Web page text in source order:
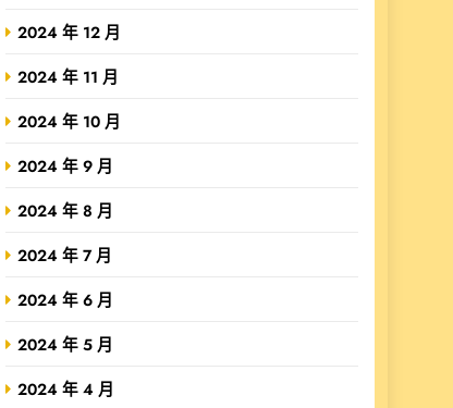
2024 年 12 月
2024 年 11 月
2024 年 10 月
2024 年 9 月
2024 年 8 月
2024 年 7 月
2024 年 6 月
2024 年 5 月
2024 年 4 月